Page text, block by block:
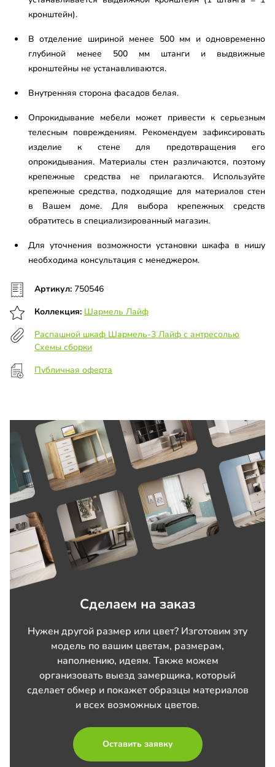
кронштейн).
В отделение шириной менее 500 мм и одновременно
глубиной менее 500 мм штанги и выдвижные
кронштейны не устанавливаются.
Внутренняя сторона фасадов белая.
Опрокидывание мебели может привести к серьезным
телесным повреждениям. Рекомендуем зафиксировать
изделие к стене для предотвращения его
опрокидывания. Материалы стен различаются, поэтому
крепежные средства не прилагаются. Используйте
крепежные средства, подходящие для материалов стен
в Вашем доме. Для выбора крепежных средств
обратитесь в специализированный магазин.
Для уточнения возможности установки шкафа в нишу
необходима консультация с менеджером.
Артикул: 750546
Коллекция: Шармель Лайф
Распашной шкаф Шармель-3 Лайф с антресолью
Схемы сборки
Публичная оферта
Сделаем на заказ
Нужен другой размер или цвет? Изготовим эту
модель по вашим цветам, размерам,
наполнению, идеям. Также можем
организовать выезд замерщика, который
сделает обмер и покажет образцы материалов
и всех возможных цветов.
Оставить заявку